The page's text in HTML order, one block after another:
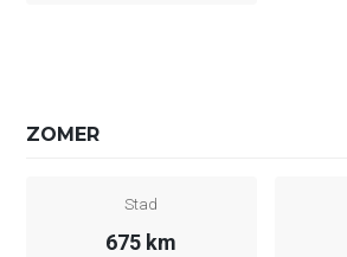
ZOMER
Stad
675 km